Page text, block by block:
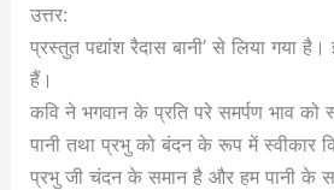
उत्तर:
प्रस्तुत पद्यांश रैदास बानी’ से लिया गया
हैं।
कवि ने भगवान के प्रति परे समर्पण भाव को
पानी तथा प्रभु को बंदन के रूप में स्वीकार
प्रभु जी चंदन के समान है और हम पानी के